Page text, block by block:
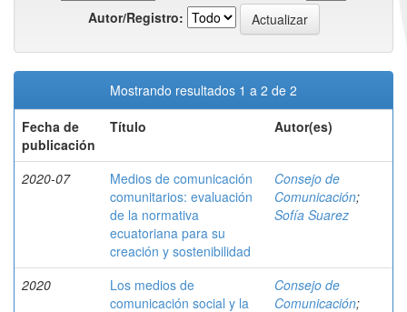
Autor/Registro:
Mostrando resultados 1 a 2 de 2
Fecha de
publicación
Título Autor(es)
2020-07
Medios de comunicación
comunitarios: evaluación
de la normativa
ecuatoriana para su
creación y sostenibilidad
Consejo de
Comunicación;
Sofía Suarez
2020
Los medios de
comunicación social y la
Consejo de
Comunicación;